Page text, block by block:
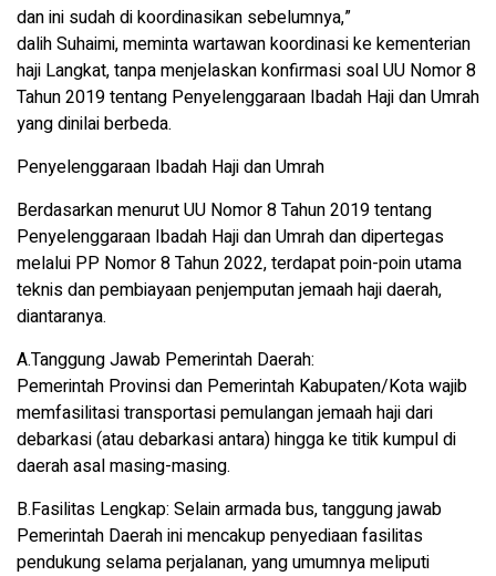
dan ini sudah di koordinasikan sebelumnya,”
dalih Suhaimi, meminta wartawan koordinasi ke kementerian
haji Langkat, tanpa menjelaskan konfirmasi soal UU Nomor 8
Tahun 2019 tentang Penyelenggaraan Ibadah Haji dan Umrah
yang dinilai berbeda.
Penyelenggaraan Ibadah Haji dan Umrah
Berdasarkan menurut UU Nomor 8 Tahun 2019 tentang
Penyelenggaraan Ibadah Haji dan Umrah dan dipertegas
melalui PP Nomor 8 Tahun 2022, terdapat poin-poin utama
teknis dan pembiayaan penjemputan jemaah haji daerah,
diantaranya.
A.Tanggung Jawab Pemerintah Daerah:
Pemerintah Provinsi dan Pemerintah Kabupaten/Kota wajib
memfasilitasi transportasi pemulangan jemaah haji dari
debarkasi (atau debarkasi antara) hingga ke titik kumpul di
daerah asal masing-masing.
B.Fasilitas Lengkap: Selain armada bus, tanggung jawab
Pemerintah Daerah ini mencakup penyediaan fasilitas
pendukung selama perjalanan, yang umumnya meliputi